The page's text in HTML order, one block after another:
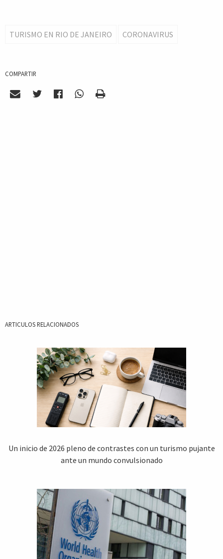
TURISMO EN RIO DE JANEIRO CORONAVIRUS
COMPARTIR
ARTICULOS RELACIONADOS
Un inicio de 2026 pleno de contrastes con un turismo pujante
ante un mundo convulsionado